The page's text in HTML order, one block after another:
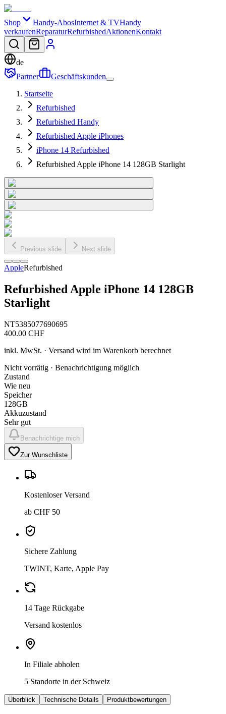
Shop Handy-AbosInternet & TVHandy
verkaufenReparaturRefurbishedAktionenKontakt
de
Partner
Geschäftskunden
Startseite
Refurbished
Refurbished Handy
Refurbished Apple iPhones
iPhone 14 Refurbished
Refurbished Apple iPhone 14 128GB Starlight
Previous slide Next slide
AppleRefurbished
Refurbished Apple iPhone 14 128GB
Starlight
NT5385077690695
400.00 CHF
inkl. MwSt. · Versand wird im Warenkorb berechnet
Nicht vorrätig · Benachrichtigung möglich
Zustand
Wie neu
Speicher
128GB
Akkuzustand
Sehr gut
Benachrichtige mich
Zur Wunschliste
Kostenloser Versand
ab CHF 50
Sichere Zahlung
TWINT, Karte, Apple Pay
14 Tage Rückgabe
Versand kostenlos
In Filiale abholen
5 Standorte in der Schweiz
Überblick Technische Details Produktbewertungen